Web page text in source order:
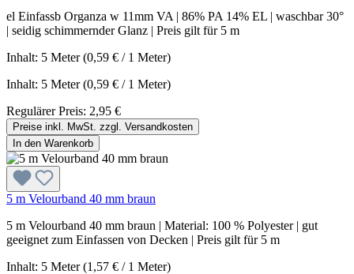
el Einfassb Organza w 11mm VA | 86% PA 14% EL | waschbar 30°
| seidig schimmernder Glanz | Preis gilt für 5 m
Inhalt: 5 Meter (0,59 € / 1 Meter)
Inhalt: 5 Meter(0,59 € / 1 Meter)
Regulärer Preis: 2,95 €
Preise inkl. MwSt. zzgl. Versandkosten
In den Warenkorb
5 m Velourband 40 mm braun
5 m Velourband 40 mm braun | Material: 100 % Polyester | gut
geeignet zum Einfassen von Decken | Preis gilt für 5 m
Inhalt: 5 Meter (1,57 € / 1 Meter)